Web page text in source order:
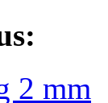
2 mm